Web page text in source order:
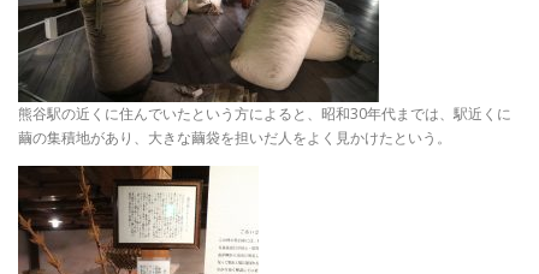
熊谷駅の近くに住んでいたという方によると、昭和30年代までは、駅近くに
繭の集積地があり、大きな繭袋を担いだ人をよく見かけたという。